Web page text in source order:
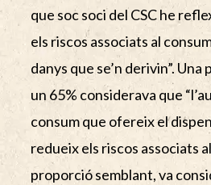
que soc soci del CSC he
els riscos associats al
danys que se’n derivin”.
un 65% considerava que
consum que ofereix el
redueix els riscos associats
proporció semblant, va